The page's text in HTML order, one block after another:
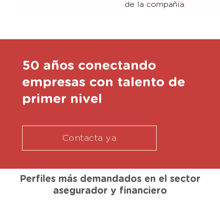
de la compañía.
50 años conectando
empresas con talento de
primer nivel
Contacta ya
Perfiles más demandados en el sector
asegurador y financiero